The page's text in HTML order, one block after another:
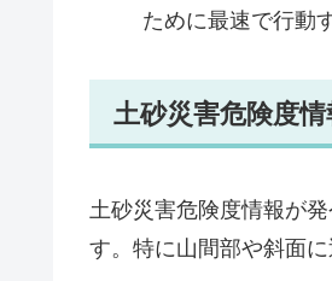
ために最速で行動
土砂災害危険度
土砂災害危険度情報が
す。特に山間部や斜面